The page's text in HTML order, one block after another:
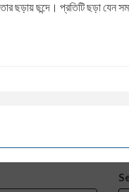
ছড়ায় ছন্দে। প্রতিটি ছড়া